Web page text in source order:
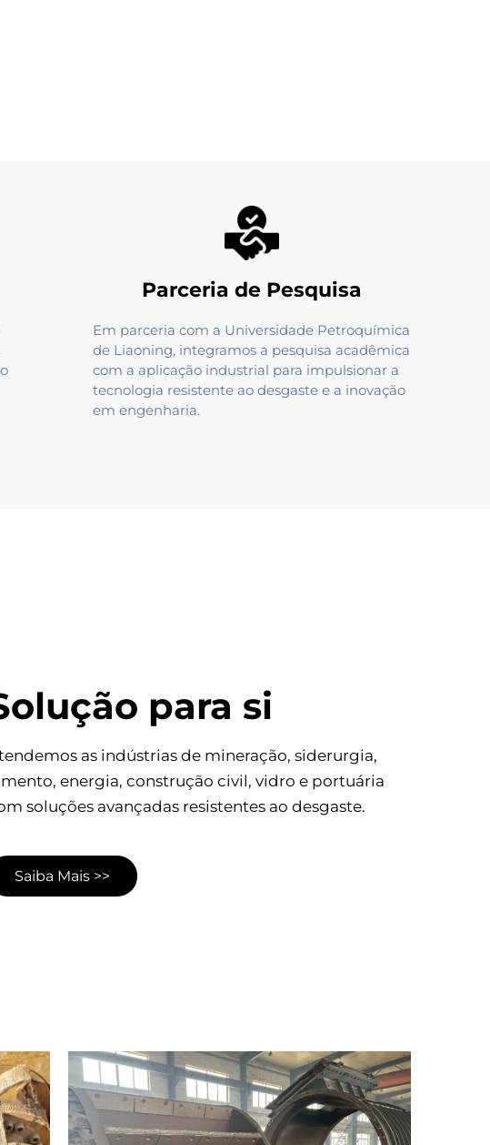
Parceria de Pesquisa
Em parceria com a Universidade Petroquímica
de Liaoning, integramos a pesquisa acadêmica
com a aplicação industrial para impulsionar a
tecnologia resistente ao desgaste e a inovação
em engenharia.
para si
as indústrias de mineração, siderurgia,
energia, construção civil, vidro e portuária
soluções avançadas resistentes ao desgaste.
Saiba Mais >>